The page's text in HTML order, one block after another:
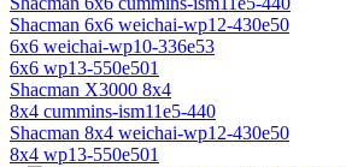
Shacman 6x6 weichai-wp12-430e50
6x6 weichai-wp10-336e53
6x6 wp13-550e501
Shacman X3000 8x4
8x4 cummins-ism11e5-440
Shacman 8x4 weichai-wp12-430e50
8x4 wp13-550e501